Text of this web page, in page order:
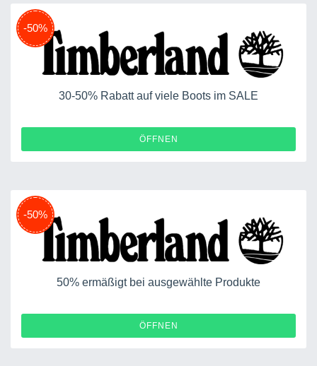
-50%
30-50% Rabatt auf viele Boots im SALE
ÖFFNEN
-50%
50% ermäßigt bei ausgewählte Produkte
ÖFFNEN